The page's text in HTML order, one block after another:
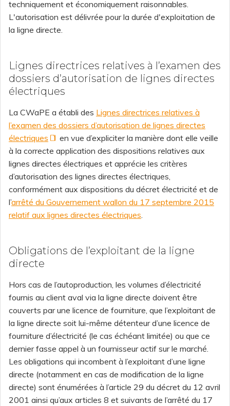
techniquement et économiquement raisonnables.
L'autorisation est délivrée pour la durée d'exploitation de
la ligne directe.
Lignes directrices relatives à l’examen des
dossiers d’autorisation de lignes directes
électriques
La CWaPE a établi des Lignes directrices relatives à
l’examen des dossiers d’autorisation de lignes directes
électriques
en vue d’expliciter la manière dont elle veille
à la correcte application des dispositions relatives aux
lignes directes électriques et apprécie les critères
d’autorisation des lignes directes électriques,
conformément aux dispositions du décret électricité et de
l’arrêté du Gouvernement wallon du 17 septembre 2015
relatif aux lignes directes électriques.
Obligations de l’exploitant de la ligne
directe
Hors cas de l’autoproduction, les volumes d’électricité
fournis au client aval via la ligne directe doivent être
couverts par une licence de fourniture, que l’exploitant de
la ligne directe soit lui-même détenteur d’une licence de
fourniture d’électricité (le cas échéant limitée) ou que ce
dernier fasse appel à un fournisseur actif sur le marché.
Les obligations qui incombent à l’exploitant d’une ligne
directe (notamment en cas de modification de la ligne
directe) sont énumérées à l’article 29 du décret du 12 avril
2001 ainsi qu’aux articles 8 et suivants de l’arrêté du 17